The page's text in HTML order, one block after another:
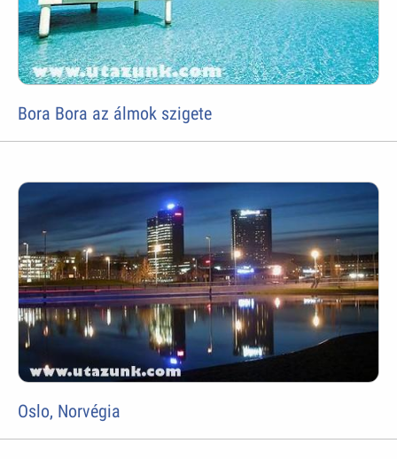
Bora Bora az álmok szigete
Oslo, Norvégia